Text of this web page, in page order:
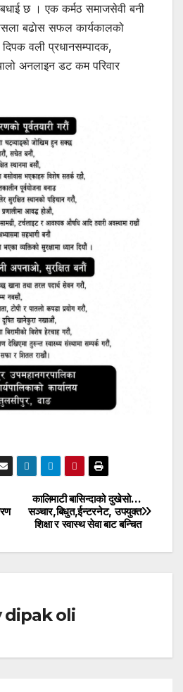
बधाई छ । एक कर्मठ समाजसेवी बनी
बढाेस सफल कार्यकालको
वली प्रधानसम्पादक,
अनलाइन डट कम परिवार
कालिमाटी बासिन्दाको दुखेसो…
सञ्चार,बिधुत,ईन्टरनेट, उपयुक्त
शिक्षा र स्वास्थ सेवा बाट बन्चित
dipak oli